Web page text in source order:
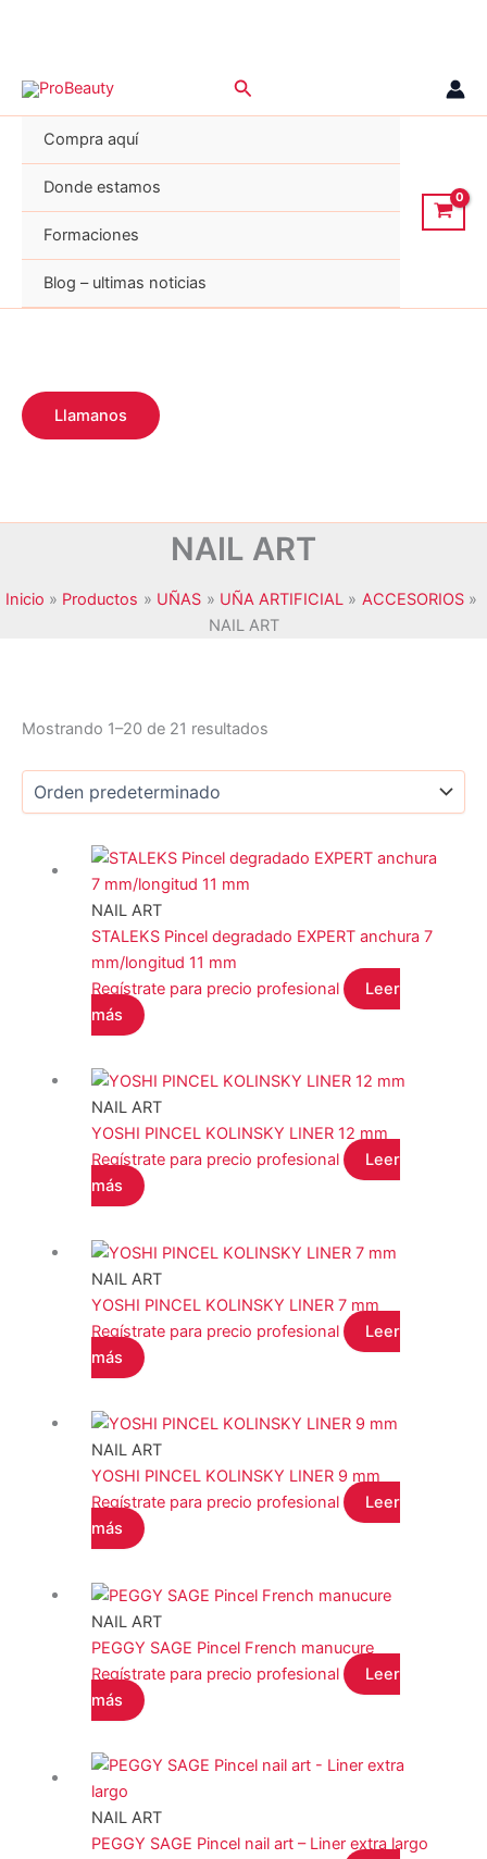
Buscar
Compra aquí
Donde estamos
Formaciones
Blog – ultimas noticias
Llamanos
NAIL ART
Inicio Productos UÑAS UÑA ARTIFICIAL
ACCESORIOS
NAIL ART
JANSSEN COSMETICS
KRYOLAN
MAXYMOVA(0)
NOYLES(0)
PEGGY SAGE (17)
STALEKS(1)
YOSHI
(3)
COLOR del producto
EFECTO del producto
Filtro
Mostrando 1–20 de 21 resultados
NAIL ART
STALEKS Pincel degradado EXPERT anchura 7
mm/longitud 11 mm
Regístrate para precio profesional
Leer
más
NAIL ART
YOSHI PINCEL KOLINSKY LINER 12 mm
Regístrate para precio profesional
Leer
más
NAIL ART
YOSHI PINCEL KOLINSKY LINER 7 mm
Regístrate para precio profesional
Leer
más
NAIL ART
YOSHI PINCEL KOLINSKY LINER 9 mm
Regístrate para precio profesional
Leer
más
NAIL ART
PEGGY SAGE Pincel French manucure
Regístrate para precio profesional
Leer
más
NAIL ART
PEGGY SAGE Pincel nail art – Liner extra largo